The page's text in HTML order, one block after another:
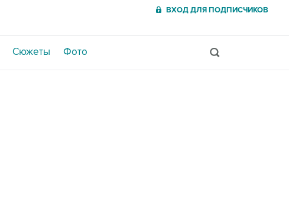
ВХОД ДЛЯ ПОДПИСЧИКОВ
Сюжеты Фото